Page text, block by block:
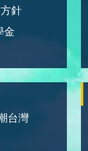
針
金
台灣